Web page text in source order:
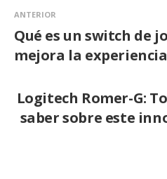
ANTERIOR
Qué es un switch de
mejora la
Logitech Romer-G:
saber sobre este